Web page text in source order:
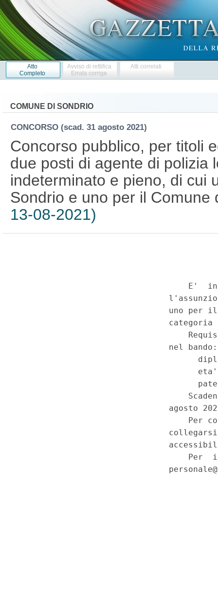
Atto
Completo
Avviso di rettifica
Errata corrige
Atti correlati
COMUNE DI SONDRIO
CONCORSO (scad. 31 agosto 2021)
Concorso pubblico, per titoli
due posti di agente di polizia
indeterminato e pieno, di cui
Sondrio e uno per il
13-08-2021)